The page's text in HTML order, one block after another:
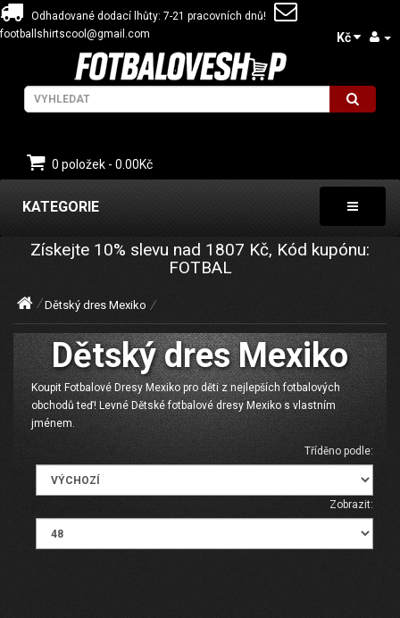
Odhadované dodací lhůty: 7-21 pracovních dnů!
footballshirtscool@gmail.com
Kč
0 položek - 0.00Kč
KATEGORIE
Získejte 10% slevu nad 1807 Kč, Kód kupónu:
FOTBAL
Dětský dres Mexiko
Dětský dres Mexiko
Koupit Fotbalové Dresy Mexiko pro děti z nejlepších fotbalových
obchodů teď! Levné Dětské fotbalové dresy Mexiko s vlastním
jménem.
Tříděno podle:
Zobrazit: